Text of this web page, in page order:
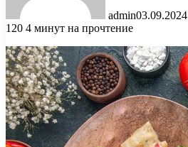
admin03.09.2024
120 4 минут на прочтение